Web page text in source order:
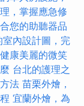
，掌握應急修
您的助聽器品
室內設計圖，完
康美麗的微笑
台北的護理之
法 苗栗外燴，
宜蘭外燴，為